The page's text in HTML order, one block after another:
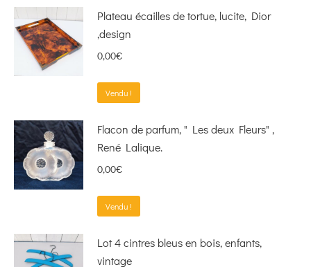
Plateau écailles de tortue, lucite, Dior
,design
0,00€
Vendu !
Flacon de parfum, " Les deux Fleurs" ,
René Lalique.
0,00€
Vendu !
Lot 4 cintres bleus en bois, enfants,
vintage